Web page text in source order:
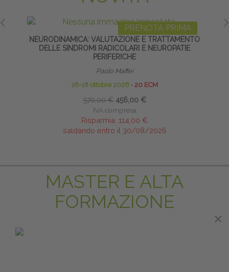
PRENOTA PRIMA
NEURODINAMICA: VALUTAZIONE E TRATTAMENTO
DELLE SINDROMI RADICOLARI E NEUROPATIE
PERIFERICHE
Paolo Maffei
16-18 ottobre 2026 ∙ 20 ECM
570,00 € 456,00 €
IVA compresa
Risparmia: 114,00 €
saldando entro il 30/08/2026
MASTER E ALTA
FORMAZIONE
×
×